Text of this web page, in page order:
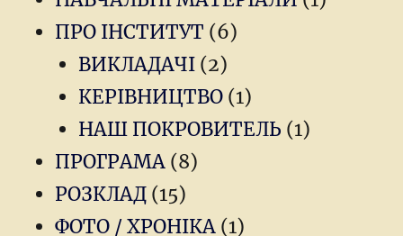
ПРО ІНСТИТУТ (6)
ВИКЛАДАЧІ(2)
КЕРІВНИЦТВО(1)
НАШ ПОКРОВИТЕЛЬ (1)
ПРОГРАМА(8)
РОЗКЛАД(15)
ФОТО / ХРОНІКА(1)